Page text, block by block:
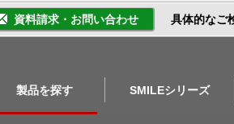
資料請求・お問い合わせ 具体的なご
製品を探す SMILEシリーズ